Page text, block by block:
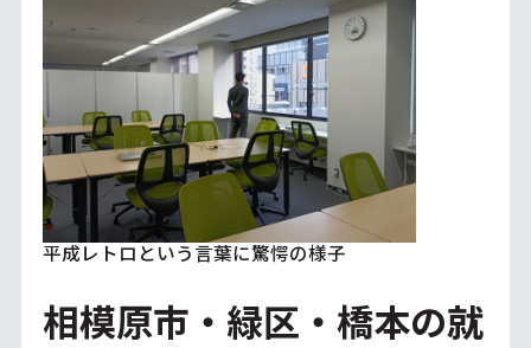
平成レトロという言葉に驚愕の様子
相模原市・緑区・橋本の就